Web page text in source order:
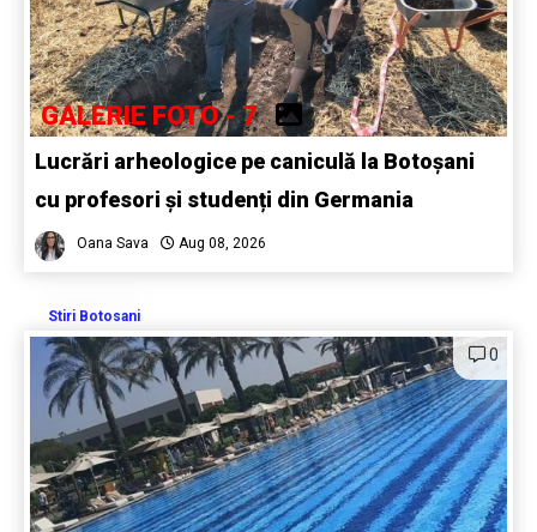
GALERIE FOTO - 7
Lucrări arheologice pe caniculă la Botoșani
cu profesori și studenți din Germania
Oana Sava Aug 08, 2026
Stiri Botosani
0